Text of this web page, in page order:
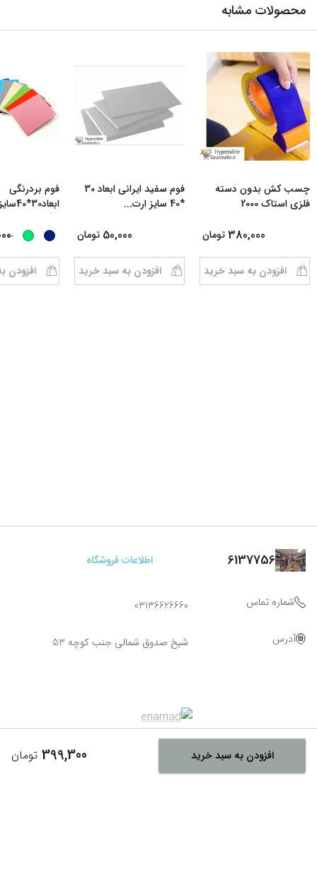
محصولات مشابه
چسب کش بدون دسته
فلزی استاک 2000
380,000 تومان
افزودن به سبد خرید
فوم سفید ایرانی ابعاد 30
*40 سایز ارت
...
50,000 تومان
افزودن به سبد خرید
فوم بردرنگی
رنگبن
...
افزودن
افزودن به سبد خرید 399,300 تومان
6137756 اطلاعات فروشگاه
شماره تماس 03136626660
آدرس شیخ صدوق شمالی جنب کوچه 53